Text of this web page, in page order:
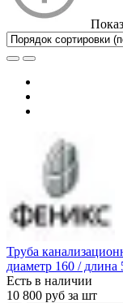
Труба
диаметр 160 / длина
Есть в наличии
10 800 руб за шт